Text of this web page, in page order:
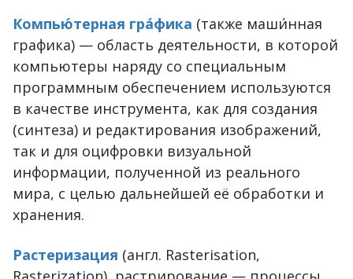
Компью́терная гра́фика (также маши́нная
графика) — область деятельности, в которой
компьютеры наряду со специальным
программным обеспечением используются
в качестве инструмента, как для создания
(синтеза) и редактирования изображений,
так и для оцифровки визуальной
информации, полученной из реального
мира, с целью дальнейшей её обработки и
хранения.
Растеризация (англ. Rasterisation,